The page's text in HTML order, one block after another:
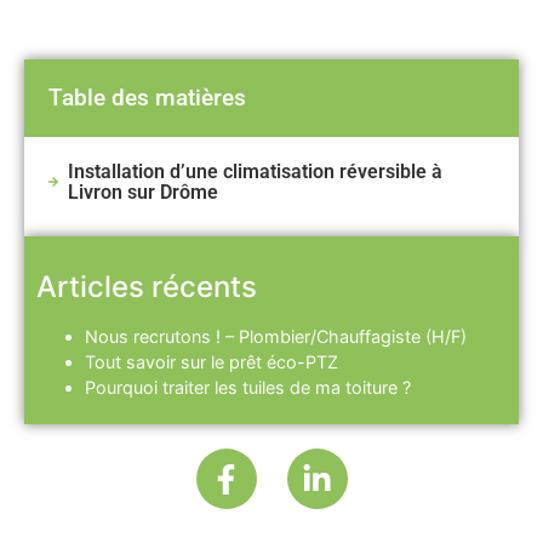
Table des matières
Installation d’une climatisation réversible à
Livron sur Drôme
Articles récents
Nous recrutons ! – Plombier/Chauffagiste (H/F)
Tout savoir sur le prêt éco-PTZ
Pourquoi traiter les tuiles de ma toiture ?